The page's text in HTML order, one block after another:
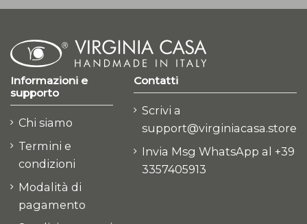
Informazioni e
supporto
Chi siamo
Termini e
condizioni
Modalità di
pagamento
Contatti
Scrivi a
support@virginiacasa.store
Invia Msg WhatsApp al +39
3357405913